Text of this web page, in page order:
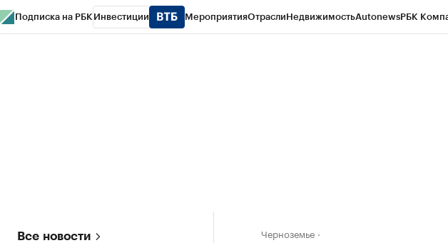
Подписка на РБК Инвестиции МероприятияОтраслиНедвижимостьAutonewsРБК
Все новости Черноземье